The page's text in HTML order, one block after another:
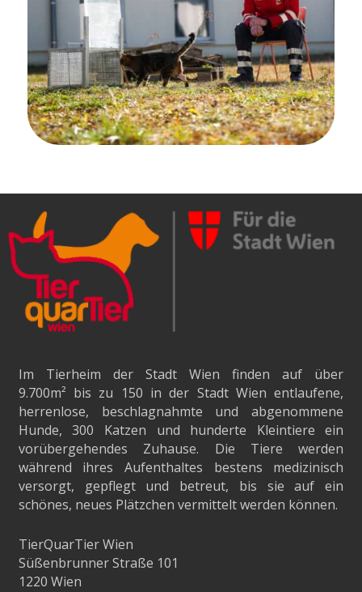
Im Tierheim der Stadt Wien finden auf über
9.700m² bis zu 150 in der Stadt Wien entlaufene,
herrenlose, beschlagnahmte und abgenommene
Hunde, 300 Katzen und hunderte Kleintiere ein
vorübergehendes Zuhause. Die Tiere werden
während ihres Aufenthaltes bestens medizinisch
versorgt, gepflegt und betreut, bis sie auf ein
schönes, neues Plätzchen vermittelt werden können.
TierQuarTier Wien
Süßenbrunner Straße 101
1220 Wien